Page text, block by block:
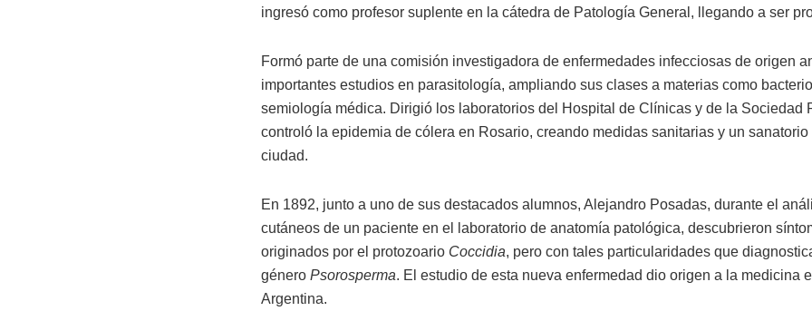
ingresó como profesor suplente en la cátedra de Patología General, llegando a ser
Formó parte de una comisión investigadora de enfermedades infecciosas de origen
importantes estudios en parasitología, ampliando sus clases a materias como
semiología médica. Dirigió los laboratorios del Hospital de Clínicas y de la Sociedad
controló la epidemia de cólera en Rosario, creando medidas sanitarias y un
ciudad.
En 1892, junto a uno de sus destacados alumnos, Alejandro Posadas, durante el
cutáneos de un paciente en el laboratorio de anatomía patológica, descubrieron
originados por el protozoario Coccidia, pero con tales particularidades que
género Psorosperma. El estudio de esta nueva enfermedad dio origen a la medicina
Argentina.